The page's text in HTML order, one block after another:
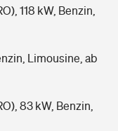
118 kW, Benzin,
Limousine, ab
83 kW, Benzin,